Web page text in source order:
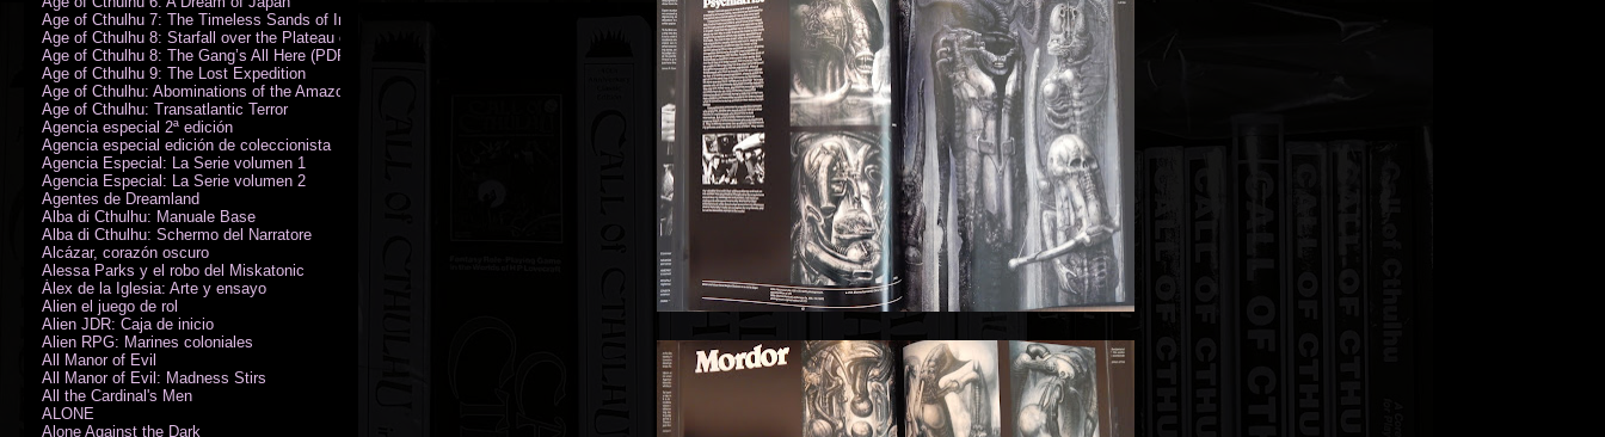
Age of Cthulhu 7: The Timeless Sands of India
Age of Cthulhu 8: Starfall over the Plateau of Leng
Age of Cthulhu 8: The Gang’s All Here (PDF)
Age of Cthulhu 9: The Lost Expedition
Age of Cthulhu: Abominations of the Amazon
Age of Cthulhu: Transatlantic Terror
Agencia especial 2ª edición
Agencia especial edición de coleccionista
Agencia Especial: La Serie volumen 1
Agencia Especial: La Serie volumen 2
Agentes de Dreamland
Alba di Cthulhu: Manuale Base
Alba di Cthulhu: Schermo del Narratore
Alcázar, corazón oscuro
Alessa Parks y el robo del Miskatonic
Álex de la Iglesia: Arte y ensayo
Alien el juego de rol
Alien JDR: Caja de inicio
Alien RPG: Marines coloniales
All Manor of Evil
All Manor of Evil: Madness Stirs
All the Cardinal's Men
ALONE
Alone Against the Dark